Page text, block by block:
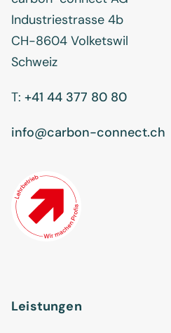
Industriestrasse 4b
CH-8604 Volketswil
Schweiz
T: +41 44 377 80 80
info@carbon-connect.ch
Leistungen